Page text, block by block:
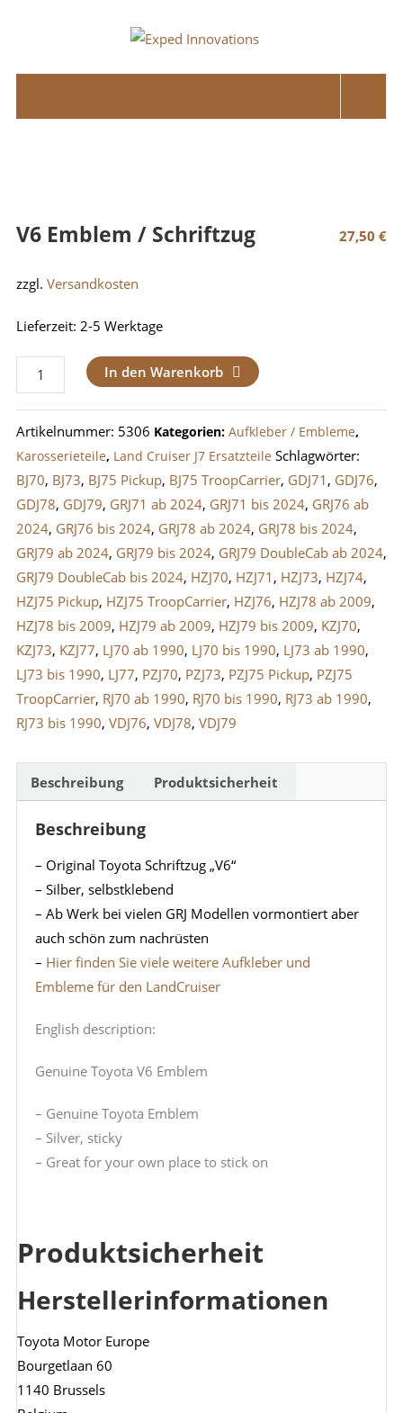
Exped
V6 Emblem / Schriftzug 27,50€
zzgl. Versandkosten
Lieferzeit: 2-5 Werktage
Emblem
/
Schriftzug
Menge
In den Warenkorb
Artikelnummer: 5306 Kategorien: Aufkleber / Embleme,
Karosserieteile, Land Cruiser J7 Ersatzteile Schlagwörter:
BJ70, BJ73, BJ75 Pickup, BJ75 TroopCarrier, GDJ71 , GDJ76,
GDJ78, GDJ79, GRJ71 ab 2024, GRJ71 bis 2024, GRJ76 ab
2024, GRJ76 bis 2024, GRJ78 ab 2024, GRJ78 bis 2024,
GRJ79 ab 2024, GRJ79 bis 2024, GRJ79 DoubleCab ab 2024,
GRJ79 DoubleCab bis 2024, HZJ70, HZJ71 , HZJ73, HZJ74,
HZJ75 Pickup, HZJ75 TroopCarrier, HZJ76, HZJ78 ab 2009,
HZJ78 bis 2009, HZJ79 ab 2009, HZJ79 bis 2009, KZJ70,
KZJ73, KZJ77, LJ70 ab 1990, LJ70 bis 1990, LJ73 ab 1990,
LJ73 bis 1990, LJ77, PZJ70, PZJ73, PZJ75 Pickup, PZJ75
TroopCarrier, RJ70 ab 1990, RJ70 bis 1990, RJ73 ab 1990,
RJ73 bis 1990, VDJ76, VDJ78, VDJ79
Beschreibung Produktsicherheit
Beschreibung
– Original Toyota Schriftzug „V6“
– Silber, selbstklebend
– Ab Werk bei vielen GRJ Modellen vormontiert aber
auch schön zum nachrüsten
– Hier finden Sie viele weitere Aufkleber und
Embleme für den LandCruiser
English description:
Genuine Toyota V6 Emblem
– Genuine Toyota Emblem
– Silver, sticky
– Great for your own place to stick on
Produktsicherheit
Herstellerinformationen
Toyota Motor Europe
Bourgetlaan 60
1140 Brussels